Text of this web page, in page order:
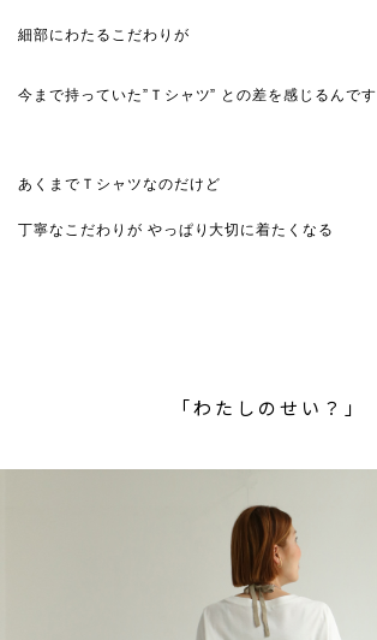
細部にわたるこだわりが
今まで持っていた”Ｔシャツ” との差を感じるんです
あくまでＴシャツなのだけど
丁寧なこだわりが やっぱり大切に着たくなる
「わたしのせい？」